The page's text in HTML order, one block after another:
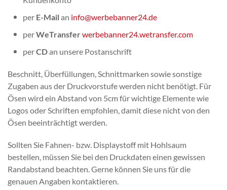
per E-Mailan info@werbebanner24.de
perWeTransferwerbebanner24.wetransfer.com
perCDan unsere Postanschrift
Beschnitt, Überfüllungen, Schnittmarken sowie sonstige
Zugaben aus der Druckvorstufe werden nicht benötigt. Für
Ösen wird ein Abstand von 5cm für wichtige Elemente wie
Logos oder Schriften empfohlen, damit diese nicht von den
Ösen beeinträchtigt werden.
Sollten Sie Fahnen- bzw. Displaystoff mit Hohlsaum
bestellen, müssen Sie bei den Druckdaten einen gewissen
Randabstand beachten. Gerne können Sie uns für die
genauen Angaben kontaktieren.